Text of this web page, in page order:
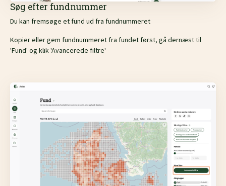
Søg efter fundnummer
Du kan fremsøge et fund ud fra fundnummeret
Kopier eller gem fundnummeret fra fundet først, gå dernæst til
'Fund' og klik 'Avancerede filtre'